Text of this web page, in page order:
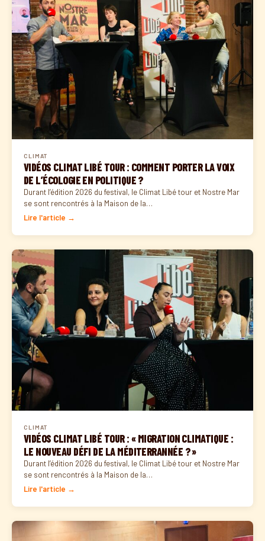
CLIMAT
VIDÉOS CLIMAT LIBÉ TOUR : COMMENT PORTER LA VOIX
DE L’ÉCOLOGIE EN POLITIQUE ?
Durant l’édition 2026 du festival, le Climat Libé tour et Nostre Mar
se sont rencontrés à la Maison de la…
Lire l'article →
CLIMAT
VIDÉOS CLIMAT LIBÉ TOUR : « MIGRATION CLIMATIQUE :
LE NOUVEAU DÉFI DE LA MÉDITERRANNÉE ? »
Durant l’édition 2026 du festival, le Climat Libé tour et Nostre Mar
se sont rencontrés à la Maison de la…
Lire l'article →